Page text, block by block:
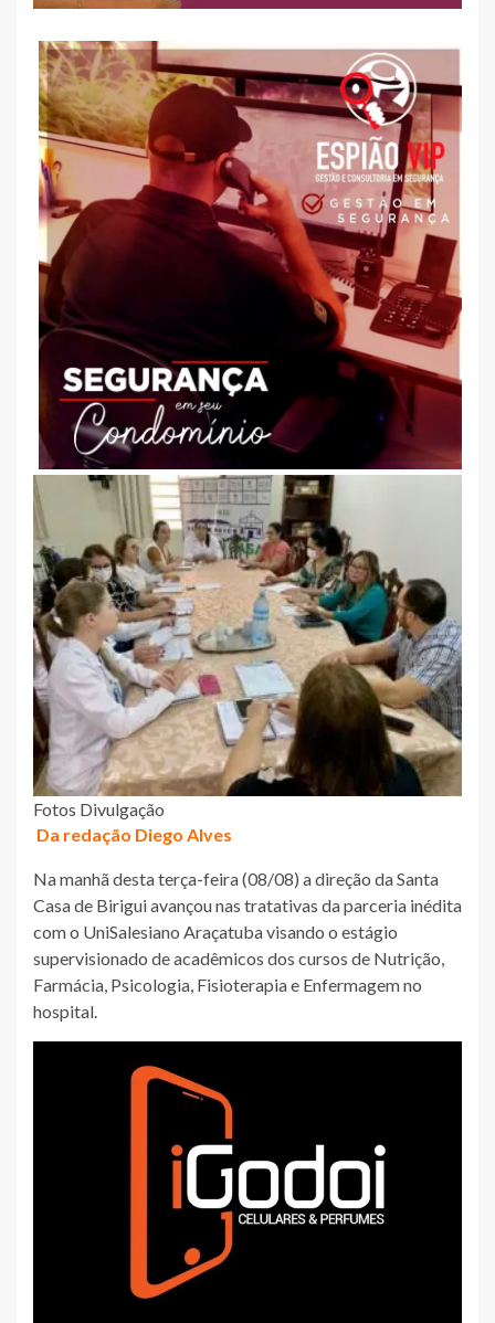
Fotos Divulgação
Da redação Diego Alves
Na manhã desta terça-feira (08/08) a direção da Santa
Casa de Birigui avançou nas tratativas da parceria inédita
com o UniSalesiano Araçatuba visando o estágio
supervisionado de acadêmicos dos cursos de Nutrição,
Farmácia, Psicologia, Fisioterapia e Enfermagem no
hospital.